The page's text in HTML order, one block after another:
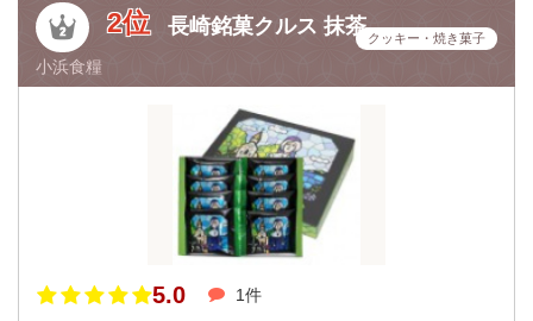
2位 長崎銘菓クルス 抹茶
小浜食糧
クッキー・焼き菓子
5.0 1件